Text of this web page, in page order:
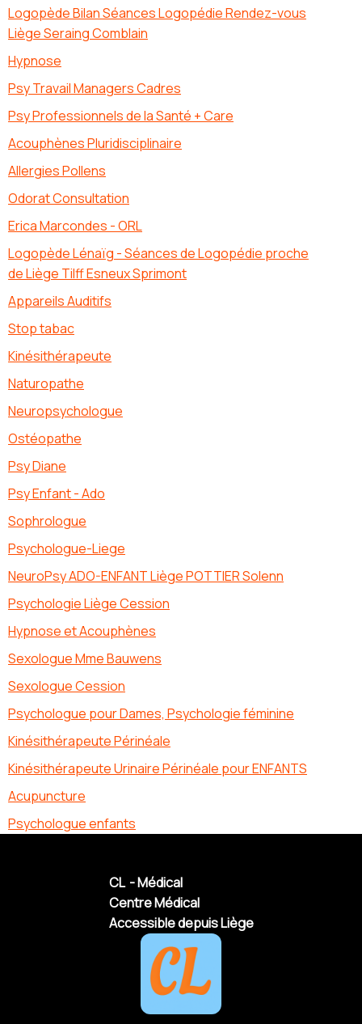
Logopède Bilan Séances Logopédie Rendez-vous
Liège Seraing Comblain
Hypnose
Psy Travail Managers Cadres
Psy Professionnels de la Santé + Care
Acouphènes Pluridisciplinaire
Allergies Pollens
Odorat Consultation
Erica Marcondes - ORL
Logopède Lénaïg - Séances de Logopédie proche
de Liège Tilff Esneux Sprimont
Appareils Auditifs
Stop tabac
Kinésithérapeute
Naturopathe
Neuropsychologue
Ostéopathe
Psy Diane
Psy Enfant - Ado
Sophrologue
Psychologue-Liege
NeuroPsy ADO-ENFANT Liège POTTIER Solenn
Psychologie Liège Cession
Hypnose et Acouphènes
Sexologue Mme Bauwens
Sexologue Cession
Psychologue pour Dames, Psychologie féminine
Kinésithérapeute Périnéale
Kinésithérapeute Urinaire Périnéale pour ENFANTS
Acupuncture
Psychologue enfants
CL - Médical
Centre Médical
Accessible depuis Liège